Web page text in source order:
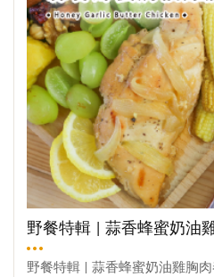
保證你可以開攤販售~✔ 晚餐
味，讓你一口接著一口。♥2025
♥限量賴爺爺三入禮盒組
址】→ 54557南投縣埔里鎮枇
→ 049-298-0851
製。✔ 成分單純，無添加糖、
店的開胃菜!! 蜂蜜梅漬蕃茄材
克② 冰糖：40克③ 蜂蜜：30
茄：500克⑥ 蜂蜜梅子醋：
梅漬番茄 ① 煮醬汁→水250cc+
0克，全部倒入，加熱攪拌至完
醬汁不須滾)② 煮好的醬汁放涼
梅子醋250cc+蜂蜜30克+梅酒
備用。④ 準備一鍋水，水滾後
起番茄放入冷水中冷卻。⑤
或保鮮盒，將番茄放入，而後
茄，放入冰箱，48小時後即可
醬汁裡的梅酒，可依照喜好做
入冰塊和起泡水，是非常非常
野餐特輯 | 蒜香蜂蜜奶油
野餐特輯 | 蒜香蜂蜜奶油雞胸